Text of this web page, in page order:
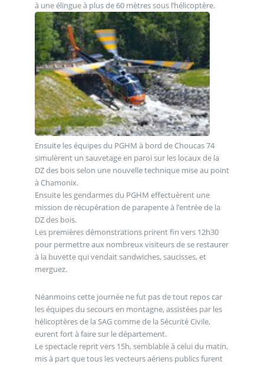
à une élingue à plus de 60 mètres sous l’hélicoptère.
Ensuite les équipes du PGHM à bord de Choucas 74
simulèrent un sauvetage en paroi sur les locaux de la
DZ des bois selon une nouvelle technique mise au point
à Chamonix.
Ensuite les gendarmes du PGHM effectuèrent une
mission de récupération de parapente à l’entrée de la
DZ des bois.
Les premières démonstrations prirent fin vers 12h30
pour permettre aux nombreux visiteurs de se restaurer
à la buvette qui vendait sandwiches, saucisses, et
merguez.
Néanmoins cette journée ne fut pas de tout repos car
les équipes du secours en montagne, assistées par les
hélicoptères de la SAG comme de la Sécurité Civile,
eurent fort à faire sur le département.
Le spectacle reprit vers 15h, semblable à celui du matin,
mis à part que tous les vecteurs aériens publics furent